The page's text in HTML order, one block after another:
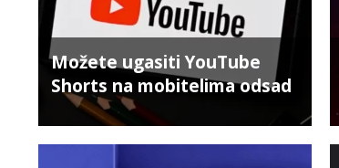
Možete ugasiti YouTube
Shorts na mobitelima odsad